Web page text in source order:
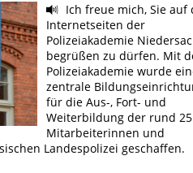
Ich freue mich, Sie auf
Internetseiten der
Polizeiakademie
begrüßen zu dürfen. Mit
Polizeiakademie wurde
zentrale
für die Aus-, Fort- und
Weiterbildung der rund
Mitarbeiterinnen und
Landespolizei geschaffen.